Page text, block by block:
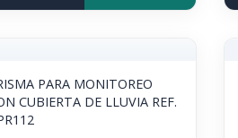
PARA MONITOREO
CUBIERTA DE LLUVIA REF.